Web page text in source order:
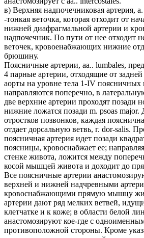
в) Верхняя надпочечниковая артерия,
-тонкая веточка, которая отходит от
нижней диафрагмальной артерии и
надпочечник. По пути от нее отходит
веточек, кровоенабжающих нижние
брюшину.
Поясничные артерии, aa.. lumbales,
4 парные артерии, отходящие от
аорты на уровне тела 1-IV
направляются поперечно, в
две верхние артерии проходят позади
нижние ложатся позади m. psoas
отростков позвонков, каждая
отдает дорсальную ветвь, г. dor-salis.
поясничная артерия идет позади
поясницы, кровоснабжает ее;
стенке живота, ложится между
косой мышцей живота и доходит до
Все поясничные артерии
верхней и нижней надчревными
кровоснабжающими прямую мышцу
артерии дают ряд мелких ветвей,
клетчатке и к коже; в области белой
анастомозируют кое-где с
противоположной стороны. Кроме